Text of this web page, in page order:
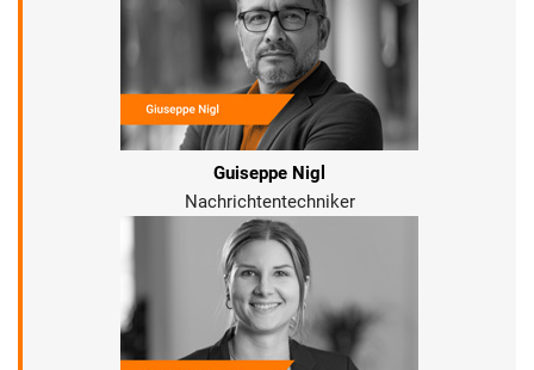
Guiseppe Nigl
Nachrichtentechniker